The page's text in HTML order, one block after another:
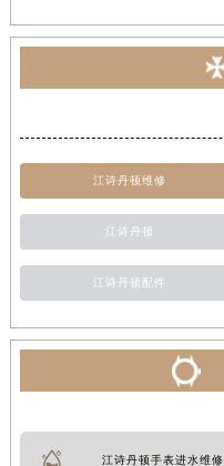
江诗丹顿维修
江诗丹顿
江诗丹顿配件
江诗丹顿手表进水维修